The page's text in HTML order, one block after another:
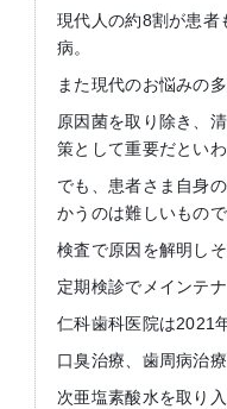
現代人の約8割が患者
病。
また現代のお悩みの多
原因菌を取り除き、
策として重要だといわ
でも、患者さま自身
かうのは難しいもので
検査で原因を解明し
定期検診でメインテ
仁科歯科医院は2021
口臭治療、歯周病治
次亜塩素酸水を取り